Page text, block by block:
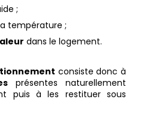
;
température ;
dans le logement.
consiste donc à
présentes naturellement
puis à les restituer sous